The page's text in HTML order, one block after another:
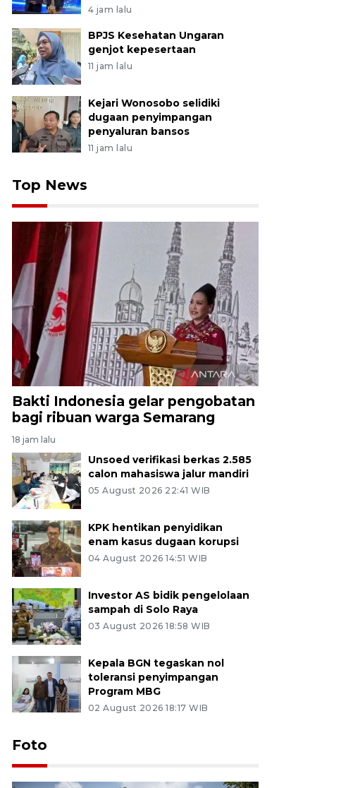
4 jam lalu
BPJS Kesehatan Ungaran
genjot kepesertaan
11 jam lalu
Kejari Wonosobo selidiki
dugaan penyimpangan
penyaluran bansos
11 jam lalu
Top News
Bakti Indonesia gelar pengobatan
bagi ribuan warga Semarang
18 jam lalu
Unsoed verifikasi berkas 2.585
calon mahasiswa jalur mandiri
05 August 2026 22:41 WIB
KPK hentikan penyidikan
enam kasus dugaan korupsi
04 August 2026 14:51 WIB
Investor AS bidik pengelolaan
sampah di Solo Raya
03 August 2026 18:58 WIB
Kepala BGN tegaskan nol
toleransi penyimpangan
Program MBG
02 August 2026 18:17 WIB
Foto